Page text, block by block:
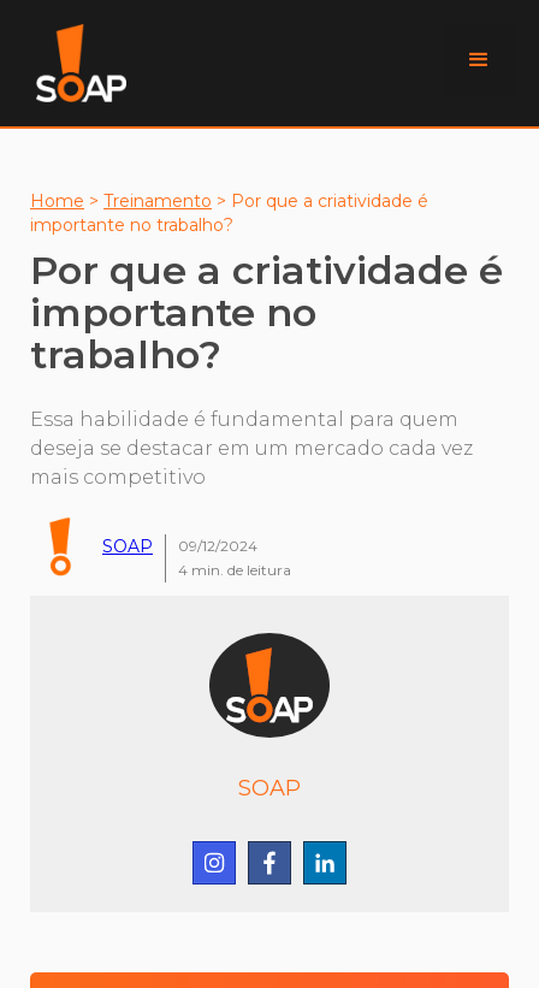
Home > Treinamento > Por que a criatividade é
importante no trabalho?
Por que a criatividade é
importante no
trabalho?
Essa habilidade é fundamental para quem
deseja se destacar em um mercado cada vez
mais competitivo
SOAP
09/12/2024
4 min. de leitura
SOAP